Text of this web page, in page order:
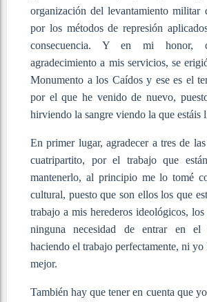
organización del levantamiento militar
por los métodos de represión
consecuencia. Y en mi honor,
agradecimiento a mis servicios, se
Monumento a los Caídos y ese es el
por el que he venido de nuevo,
hirviendo la sangre viendo la que estáis
En primer lugar, agradecer a tres de
cuatripartito, por el trabajo que
mantenerlo, al principio me lo tomé
cultural, puesto que son ellos los que
trabajo a mis herederos ideológicos,
ninguna necesidad de entrar en el
haciendo el trabajo perfectamente, ni
mejor.
También hay que tener en cuenta que